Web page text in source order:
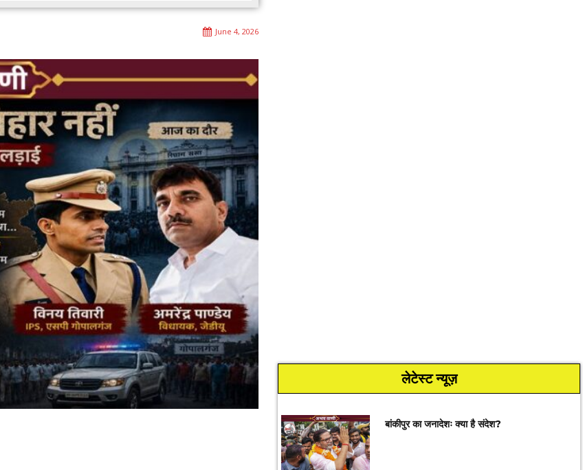
June 4, 2026
लेटेस्ट न्यूज़
बांकीपुर का जनादेशः क्या है संदेश?